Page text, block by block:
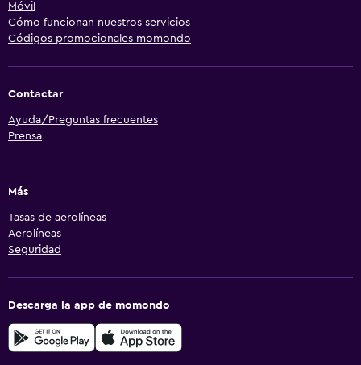
Móvil
Cómo funcionan nuestros servicios
Códigos promocionales momondo
Contactar
Ayuda/Preguntas frecuentes
Prensa
Más
Tasas de aerolíneas
Aerolíneas
Seguridad
Descarga la app de momondo